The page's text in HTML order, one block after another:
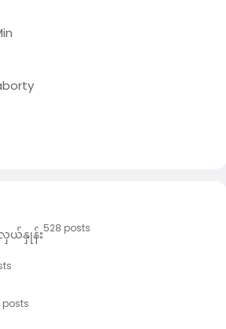
အလာက လူခြေတိတ်ချိန် ဘယ်သူမှ မသိ
အခုကတော့ ကားတွေနောက် အော်ဟစ်
တာတွေလည်း တွေ့နေရတယ်။ တကယ့်ကို
းတဲ့ အခြေအနေပါ” လို့ သန်လျင်မြို့နယ်
။
ကန်နဲ့ ကြို့ကုန်းဘက်မှာလည်း ပံ့သကူ
ထိခိုက်ဒဏ်ရာ ရရှိသူ နှစ်ယောက် ရှိခဲ့တယ်
တန်ဆောင်တိုင်ပွဲတော်ကာလ ရိုးရာ
မယ့် ကိုဗစ်ကာလအတွင်းကစလို့ လူစည်
ောင်းနှင်လာတဲ့ ကားတွေပေါ်ကနေ ပံ့သကူ
ချတဲ့ အလေ့အထ စတင်ပေါ်ပေါက်လာရာ
နှစ်စဉ် ဖြစ်ပေါ်နေတာပါ။
စ်ပွားနေတာနဲ့ ပတ်သက်လို့ တွဲလက် လူမှု
လှယ်နှုန်း528 posts
posts